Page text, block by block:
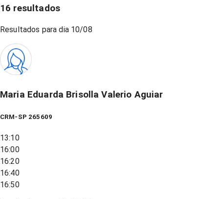
16 resultados
Resultados para dia 10/08
Maria Eduarda Brisolla Valerio Aguiar
CRM-SP 265609
13:10
16:00
16:20
16:40
16:50